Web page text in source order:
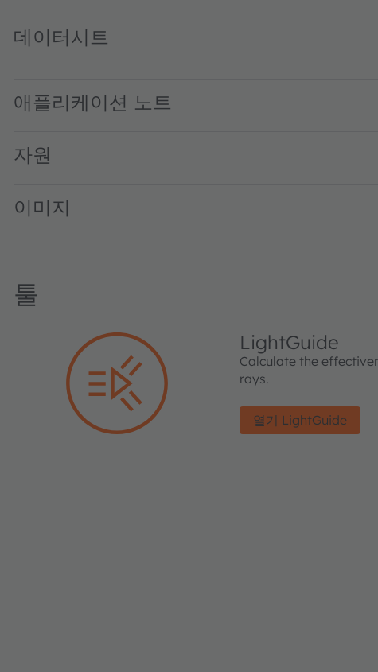
데이터시트
애플리케이션 노트
자원
이미지
툴
LightGuide
Calculate the
rays.
열기 LightGuide